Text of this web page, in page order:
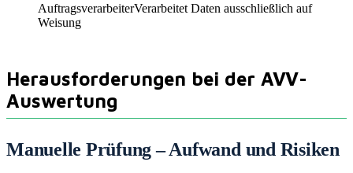
AuftragsverarbeiterVerarbeitet Daten ausschließlich auf
Weisung
Herausforderungen bei der AVV-
Auswertung
Manuelle Prüfung – Aufwand und Risiken